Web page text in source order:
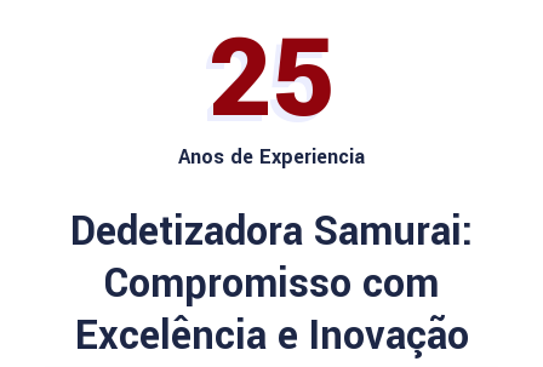
25
Anos de Experiencia
Dedetizadora Samurai:
Compromisso com
Excelência e Inovação